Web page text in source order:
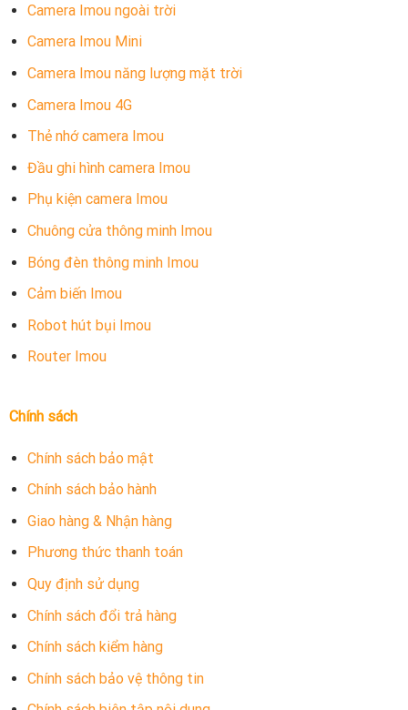
Camera Imou ngoài trời
Camera Imou Mini
Camera Imou năng lượng mặt trời
Camera Imou 4G
Thẻ nhớ camera Imou
Đầu ghi hình camera Imou
Phụ kiện camera Imou
Chuông cửa thông minh Imou
Bóng đèn thông minh Imou
Cảm biến Imou
Robot hút bụi Imou
Router Imou
Chính sách
Chính sách bảo mật
Chính sách bảo hành
Giao hàng & Nhận hàng
Phương thức thanh toán
Quy định sử dụng
Chính sách đổi trả hàng
Chính sách kiểm hàng
Chính sách bảo vệ thông tin